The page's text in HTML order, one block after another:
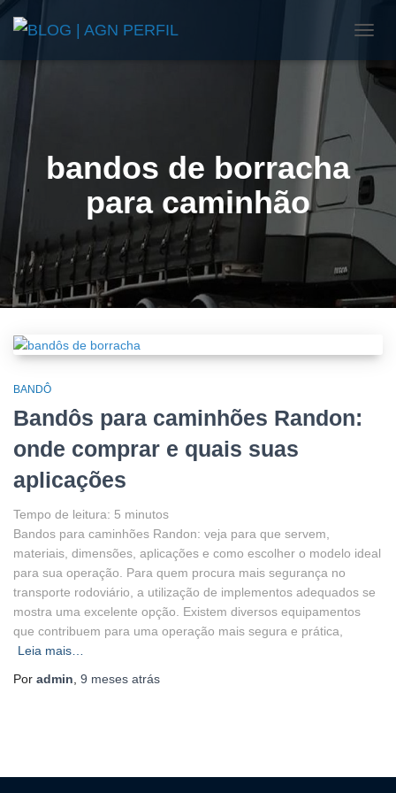
bandos de borracha
para caminhão
BANDÔ
Bandôs para caminhões Randon:
onde comprar e quais suas
aplicações
Tempo de leitura: 5 minutos
Bandos para caminhões Randon: veja para que servem,
materiais, dimensões, aplicações e como escolher o modelo ideal
para sua operação. Para quem procura mais segurança no
transporte rodoviário, a utilização de implementos adequados se
mostra uma excelente opção. Existem diversos equipamentos
que contribuem para uma operação mais segura e prática,
Leia mais…
Por admin, 9 meses atrás